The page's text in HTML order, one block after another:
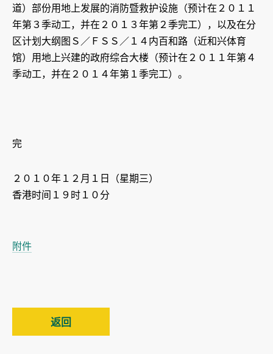
道）部份用地上发展的消防暨救护设施（预计在２０１１
年第３季动工，并在２０１３年第２季完工），以及在分
区计划大纲图Ｓ／ＦＳＳ／１４内百和路（近和兴体育
馆）用地上兴建的政府综合大楼（预计在２０１１年第４
季动工，并在２０１４年第１季完工）。
完
２０１０年１２月１日（星期三）
香港时间１９时１０分
附件
返回